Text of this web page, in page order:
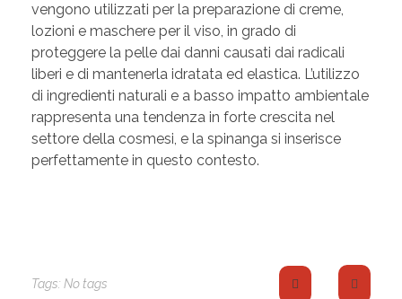
vengono utilizzati per la preparazione di creme,
lozioni e maschere per il viso, in grado di
proteggere la pelle dai danni causati dai radicali
liberi e di mantenerla idratata ed elastica. L’utilizzo
di ingredienti naturali e a basso impatto ambientale
rappresenta una tendenza in forte crescita nel
settore della cosmesi, e la spinanga si inserisce
perfettamente in questo contesto.
Tags: No tags